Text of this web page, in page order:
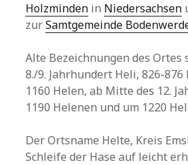
Holzminden in Niedersachsen
zurSamtgemeinde
Alte Bezeichnungen des Ortes
8./9. Jahrhundert Heli, 826-876
1160 Helen, ab Mitte des 12.
1190 Helenen und um 1220
Der Ortsname Helte, Kreis
Schleife der Hase auf leicht